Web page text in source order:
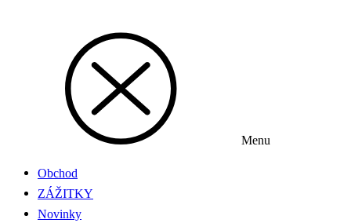
Menu
Obchod
ZÁŽITKY
Novinky